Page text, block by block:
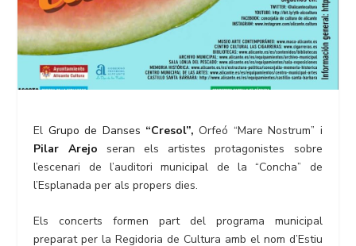
El Grupo de Danses “Cresol”, Orfeó “Mare Nostrum” i
Pilar Arejo
seran els artistes protagonistes sobre
l’escenari de l’auditori municipal de la “Concha” de
l’Esplanada per als propers dies.
Els concerts formen part del programa municipal
preparat per la Regidoria de Cultura amb el nom d’Estiu